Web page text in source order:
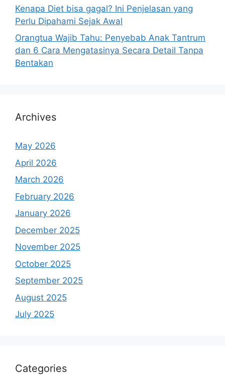
Kenapa Diet bisa gagal? Ini Penjelasan yang
Perlu Dipahami Sejak Awal
Orangtua Wajib Tahu: Penyebab Anak Tantrum
dan 6 Cara Mengatasinya Secara Detail Tanpa
Bentakan
Archives
May 2026
April 2026
March 2026
February 2026
January 2026
December 2025
November 2025
October 2025
September 2025
August 2025
July 2025
Categories